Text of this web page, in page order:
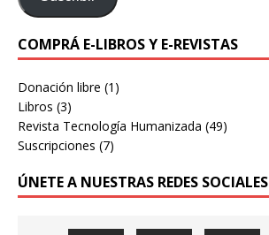
COMPRÁ E-LIBROS Y E-REVISTAS
Donación libre (1)
Libros (3)
Revista Tecnología Humanizada (49)
Suscripciones (7)
ÚNETE A NUESTRAS REDES SOCIALES